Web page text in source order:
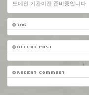
도메인 기관이전 준비중입니다